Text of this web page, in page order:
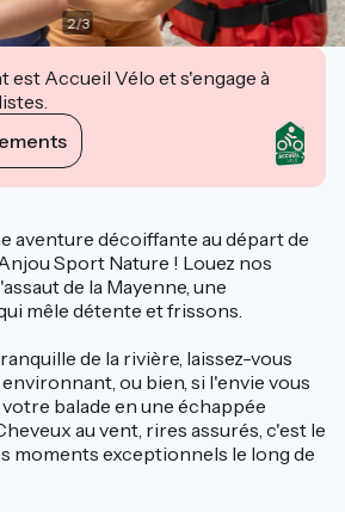
2/3
est Accueil Vélo et s'engage à
aventure décoiffante au départ de
Anjou Sport Nature ! Louez nos
de la Mayenne, une
mêle détente et frissons.
de la rivière, laissez-vous
environnant, ou bien, si l'envie vous
balade en une échappée
au vent, rires assurés, c'est le
moments exceptionnels le long de